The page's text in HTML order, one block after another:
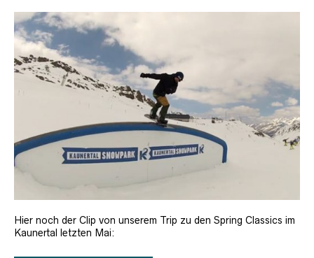
Hier noch der Clip von unserem Trip zu den Spring Classics im
Kaunertal letzten Mai: